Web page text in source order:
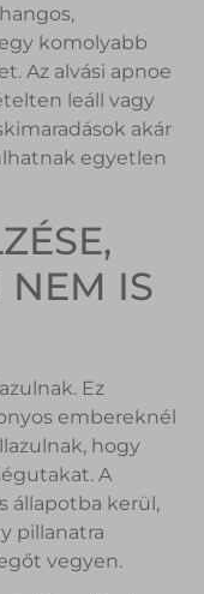
komolyabb
Az alvási apnoe
leáll vagy
akár
egyetlen
NEM IS
Ez
embereknél
hogy
A
állapotba kerül,
pillanatra
vegyen.